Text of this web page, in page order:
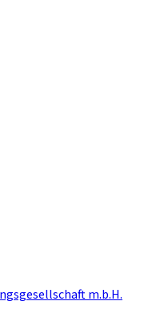
m.b.H.